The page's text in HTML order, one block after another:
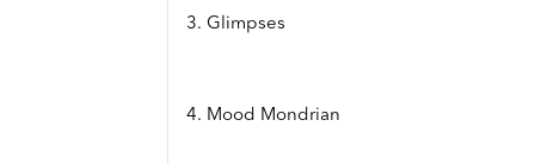
3. Glimpses
4. Mood Mondrian